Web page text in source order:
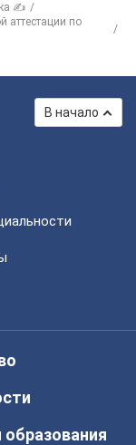
✍
аттестации по
В начало